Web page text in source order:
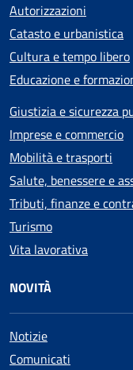
Autorizzazioni
Catasto e urbanistica
Cultura e tempo libero
Educazione e
Giustizia e sicurezza
Imprese e commercio
Mobilità e trasporti
Salute, benessere e
Tributi, finanze e
Turismo
Vita lavorativa
NOVITÀ
Notizie
Comunicati